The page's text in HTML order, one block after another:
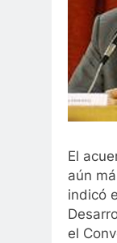
El
aún
indicó
el